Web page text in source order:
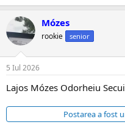
Mózes
rookie senior
5 Iul 2026
Lajos Mózes Odorheiu
Postarea a fost